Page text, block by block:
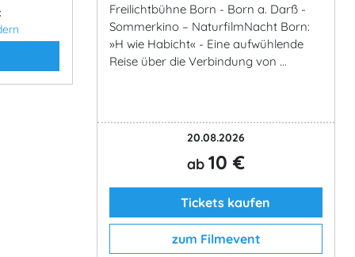
Freilichtbühne Born - Born a. Darß -
Sommerkino – NaturfilmNacht Born:
»H wie Habicht« - Eine aufwühlende
Reise über die Verbindung von ...
20.08.2026
ab 10 €
Tickets kaufen
zum Filmevent